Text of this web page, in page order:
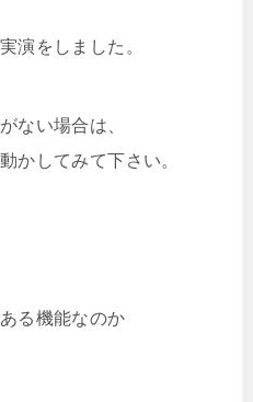
演をしました。
ない場合は、
かしてみて下さい。
る機能なのか